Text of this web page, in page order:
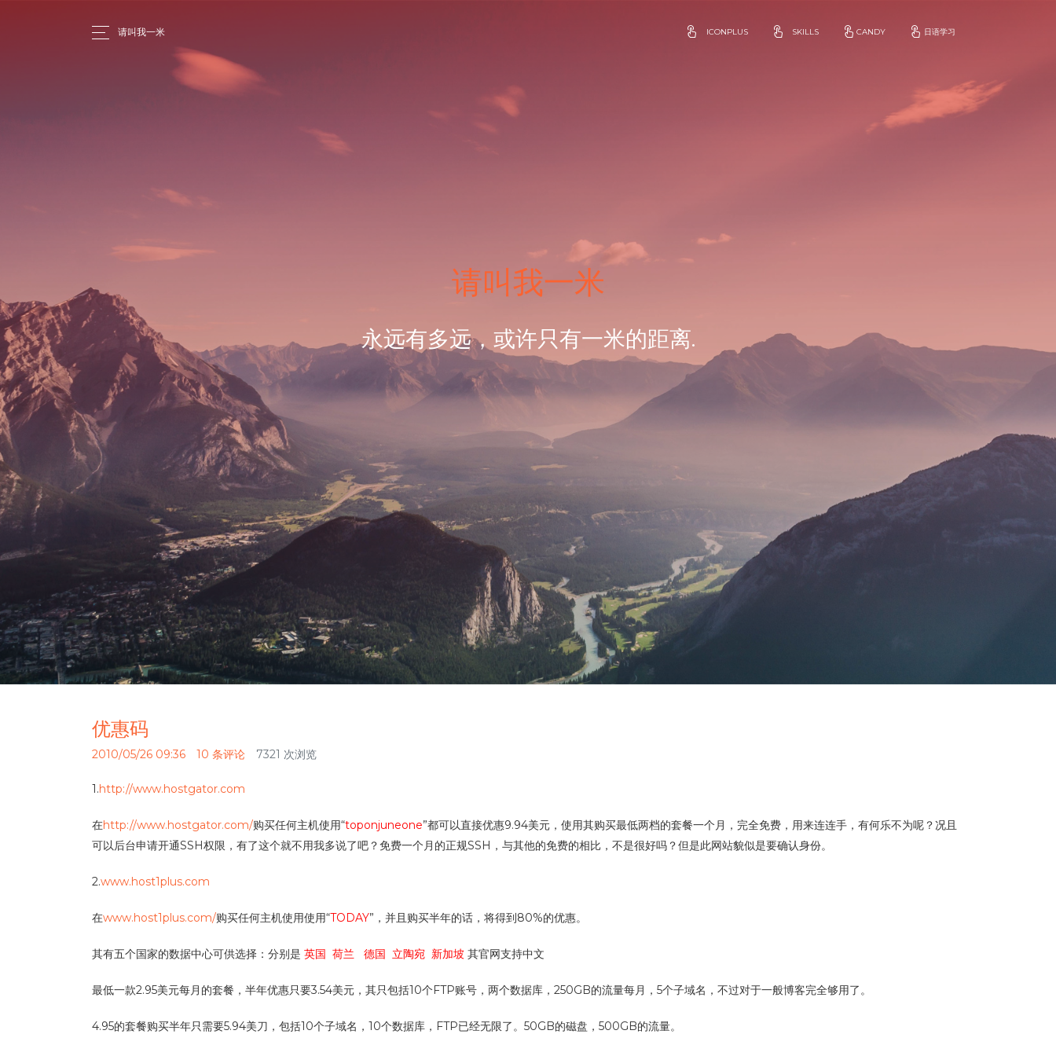
请叫我一米 ICONPLUS SKILLS CANDY 日语学习
请叫我一米
永远有多远，或许只有一米的距离.
优惠码
2010/05/26 09:36 10 条评论 7321 次浏览
1.http://www.hostgator.com
在http://www.hostgator.com/购买任何主机使用“toponjuneone”都可以直接优惠9.94美元，使用其购买最低两档的套餐一个月，完全免费，用来连连手，有何乐不为呢？况且
可以后台申请开通SSH权限，有了这个就不用我多说了吧？免费一个月的正规SSH，与其他的免费的相比，不是很好吗？但是此网站貌似是要确认身份。
2.www.host1plus.com
在www.host1plus.com/购买任何主机使用使用“TODAY”，并且购买半年的话，将得到80%的优惠。
其有五个国家的数据中心可供选择：分别是 英国 荷兰 德国 立陶宛 新加坡 其官网支持中文
最低一款2.95美元每月的套餐，半年优惠只要3.54美元，其只包括10个FTP账号，两个数据库，250GB的流量每月，5个子域名，不过对于一般博客完全够用了。
4.95的套餐购买半年只需要5.94美刀，包括10个子域名，10个数据库，FTP已经无限了。50GB的磁盘，500GB的流量。